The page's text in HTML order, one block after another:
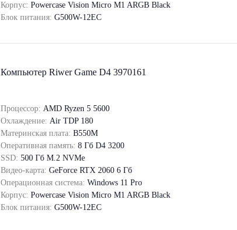
Корпус: Powercase Vision Micro M1 ARGB Black
Блок питания: G500W-12EC
Компьютер Riwer Game D4 3970161
Процессор: AMD Ryzen 5 5600
Охлаждение: Air TDP 180
Материнская плата: B550M
Оперативная память: 8 Гб D4 3200
SSD: 500 Гб M.2 NVMe
Видео-карта: GeForce RTX 2060 6 Гб
Операционная система: Windows 11 Pro
Корпус: Powercase Vision Micro M1 ARGB Black
Блок питания: G500W-12EC